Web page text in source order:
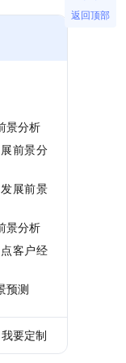
景分析
前景分
展前景
景分析
客户经
预测
我要定制
返回顶部